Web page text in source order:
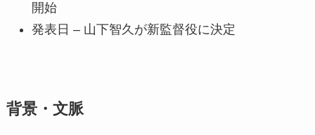
開始
発表日 – 山下智久が新監督役に決定
背景・文脈